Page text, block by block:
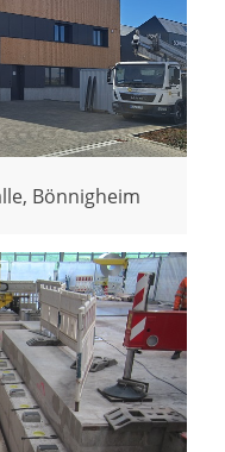
Bönnigheim